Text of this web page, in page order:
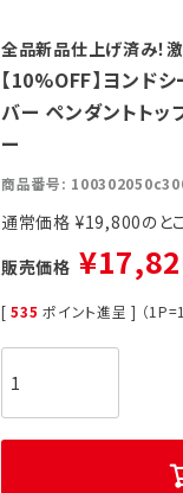
全品新品仕上げ済み！
【10%OFF】ヨンド
バー ペンダントト
ー
商品番号
通常価格 ¥19,800
販売価格 ¥
[535 ポイント進呈 ] （